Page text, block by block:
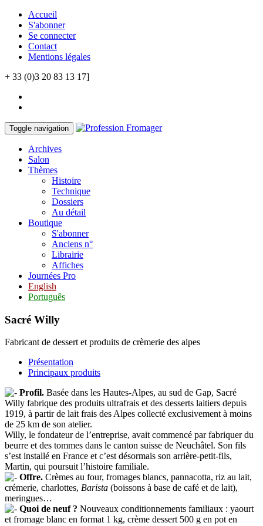
Accueil
S'abonner
Se connecter
Contact
Mentions légales
+ 33 (0)3 20 83 13 17]
Toggle navigation
Archives
Salon
Thèmes
Histoire
Technique
Dossiers
Au détail
Boutique
S'abonner
Anciens n°
Librairie
Affiches
Journées Pro
English
Português
Sacré Willy
Fabricant de dessert et produits de crèmerie des alpes
Présentation
Principaux produits
Profil. Basée dans les Hautes-Alpes, au sud de Gap, Sacré
Willy fabrique des produits ultrafrais et des desserts laitiers depuis
1919, à partir de lait frais des Alpes collecté exclusivement à moins
de 25 km de son atelier.
Willy, le fondateur de l’entreprise, avait commencé par fabriquer du
beurre et des tommes dans le canton suisse de Neuchâtel. Son fils
s’est installé en France et c’est désormais son arrière-petit-fils,
Martin, qui poursuit l’histoire familiale.
Offre. Crèmes au four, fromages blancs, pannacotta, riz au lait,
crémerie, charlottes, Barista (boissons à base de café et de lait),
meringues…
Quoi de neuf ? Nouveaux conditionnements familiaux : yaourt
et fromage blanc en format 1 kg, crème dessert 500 g en pot en